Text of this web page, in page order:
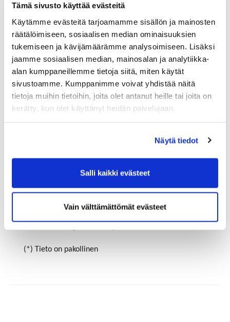
Tämä sivusto käyttää evästeitä
Käytämme evästeitä tarjoamamme sisällön ja mainosten
räätälöimiseen, sosiaalisen median ominaisuuksien
tukemiseen ja kävijämäärämme analysoimiseen. Lisäksi
jaamme sosiaalisen median, mainosalan ja analytiikka-
alan kumppaneillemme tietoja siitä, miten käytät
sivustoamme. Kumppanimme voivat yhdistää näitä
tietoja muihin tietoihin, joita olet antanut heille tai joita on
kerätty, kun olet käyttänyt heidän palvelujaan.
Näytä tiedot
Salli kaikki evästeet
Vain välttämättömät evästeet
Yhteystiedot
Katuosoite (*):
Rekisteröidy
Haluan tilata Riihimäen-Hyvinkää kauppakamari
(*) Tieto on pakollinen